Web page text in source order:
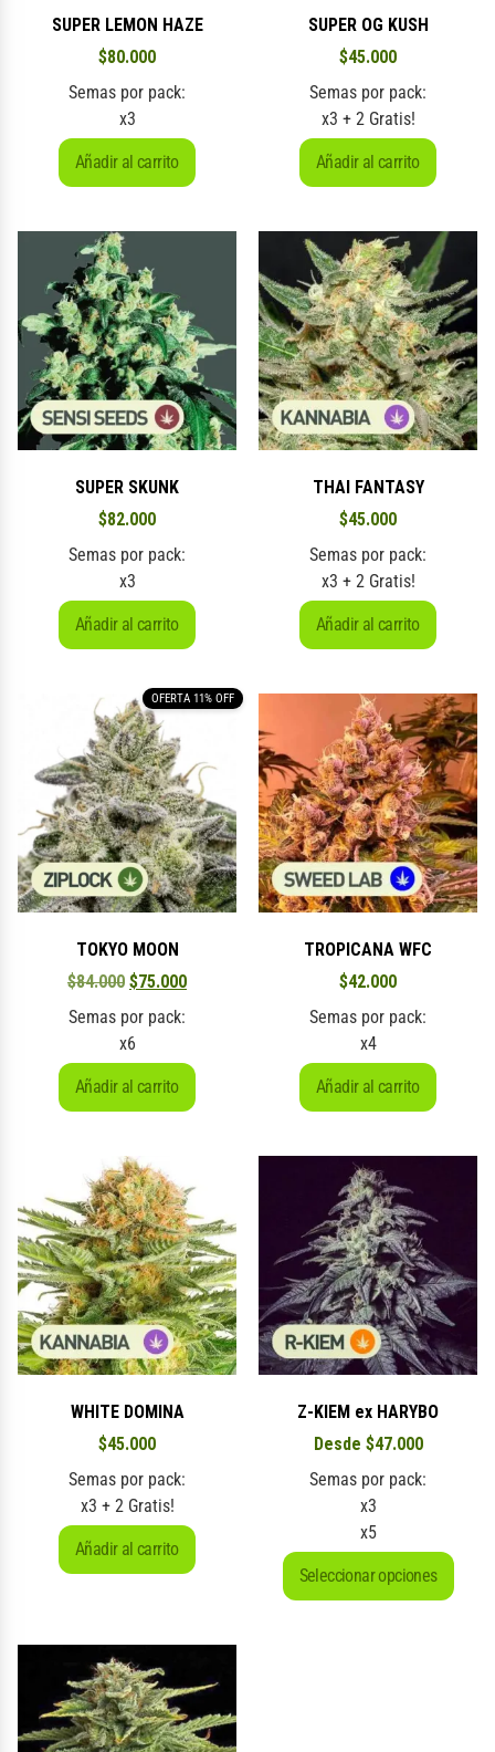
SUPER LEMON HAZE
$80.000
Semas por pack:
x3
Añadir al carrito
SUPER OG KUSH
$45.000
Semas por pack:
x3 + 2 Gratis!
Añadir al carrito
SUPER SKUNK
$82.000
Semas por pack:
x3
Añadir al carrito
THAI FANTASY
$45.000
Semas por pack:
x3 + 2 Gratis!
Añadir al carrito
OFERTA 11% OFF
TOKYO MOON
$84.000 $75.000
Semas por pack:
x6
Añadir al carrito
TROPICANA WFC
$42.000
Semas por pack:
x4
Añadir al carrito
WHITE DOMINA
$45.000
Semas por pack:
x3 + 2 Gratis!
Añadir al carrito
Z-KIEM ex HARYBO
Desde $47.000
Semas por pack:
x3
x5
Seleccionar opciones